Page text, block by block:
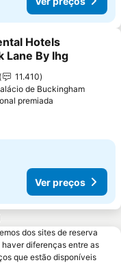
aos favoritos
Hotels
Lane By Ihg
11.410
de Buckingham
premiada
Ver preços
dos sites de reserva
diferenças entre as
que estão disponíveis